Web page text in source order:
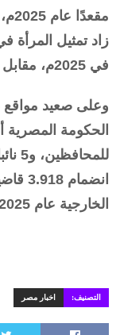
في 2025م، مقابل 12 مقعدًا في 2012م.
وعلى صعيد مواقع
الخارجية عام 2025م
التصنيف: اخبار مصر